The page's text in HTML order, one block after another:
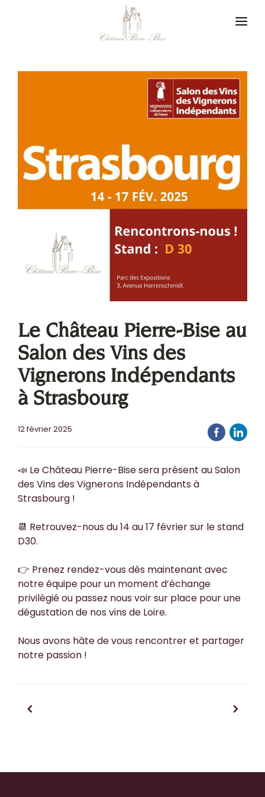
Nos actualités
Nous contacter
Le Château Pierre-Bise au
Salon des Vins des
Vignerons Indépendants
à Strasbourg
12 février 2025
📣 Le Château Pierre-Bise sera présent au Salon
des Vins des Vignerons Indépendants à
Strasbourg !
📆 Retrouvez-nous du 14 au 17 février sur le stand
D30.
👉 Prenez rendez-vous dès maintenant avec
notre équipe pour un moment d’échange
privilégié ou passez nous voir sur place pour une
dégustation de nos vins de Loire.
Nous avons hâte de vous rencontrer et partager
notre passion !
Panneau de gestion des cookies